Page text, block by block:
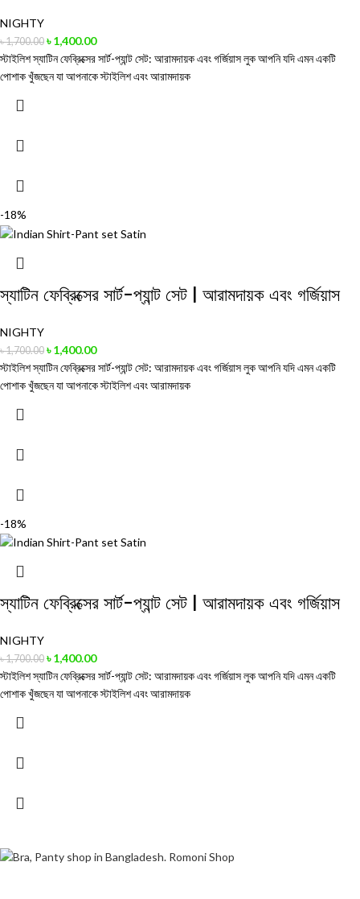
NIGHTY
৳1,700.00 ৳1,400.00
স্টাইলিশ স্যাটিন ফেব্রিক্সের সার্ট-প্যান্ট সেট: আরামদায়ক এবং গর্জিয়াস লুক আপনি যদি এমন একটি
পোশাক খুঁজছেন যা আপনাকে স্টাইলিশ এবং আরামদায়ক
-18%
স্যাটিন ফেব্রিক্সের সার্ট-প্যান্ট সেট | আরামদায়ক এবং গর্জিয়াস
NIGHTY
৳1,700.00 ৳1,400.00
স্টাইলিশ স্যাটিন ফেব্রিক্সের সার্ট-প্যান্ট সেট: আরামদায়ক এবং গর্জিয়াস লুক আপনি যদি এমন একটি
পোশাক খুঁজছেন যা আপনাকে স্টাইলিশ এবং আরামদায়ক
-18%
স্যাটিন ফেব্রিক্সের সার্ট-প্যান্ট সেট | আরামদায়ক এবং গর্জিয়াস
NIGHTY
৳1,700.00 ৳1,400.00
স্টাইলিশ স্যাটিন ফেব্রিক্সের সার্ট-প্যান্ট সেট: আরামদায়ক এবং গর্জিয়াস লুক আপনি যদি এমন একটি
পোশাক খুঁজছেন যা আপনাকে স্টাইলিশ এবং আরামদায়ক